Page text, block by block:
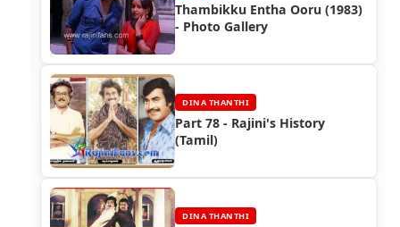
Thambikku Entha Ooru (1983)
- Photo Gallery
DINA THANTHI
Part 78 - Rajini's History
(Tamil)
DINA THANTHI